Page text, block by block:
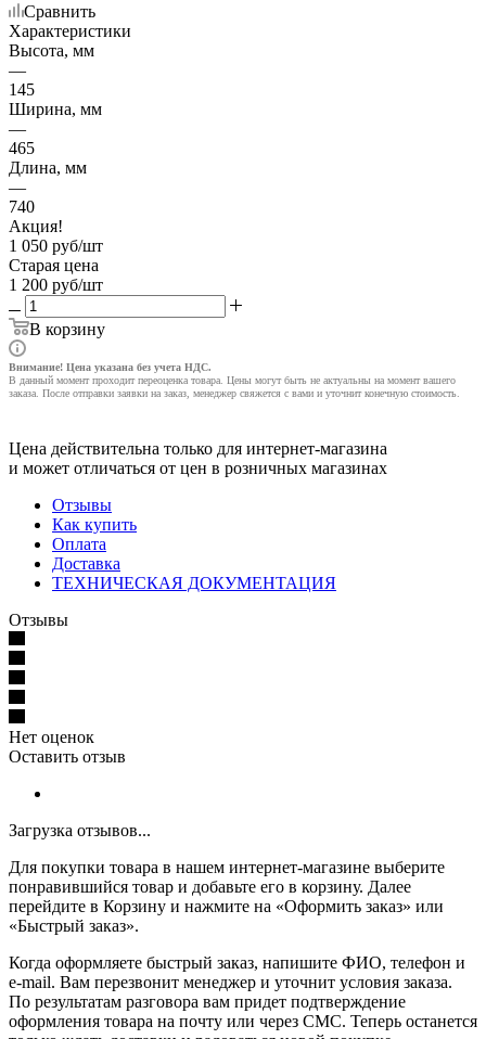
Сравнить
Характеристики
Высота, мм
—
145
Ширина, мм
—
465
Длина, мм
—
740
Акция!
1 050 руб/шт
Старая цена
1 200 руб/шт
В корзину
Внимание! Цена указана без учета НДС.
В данный момент проходит переоценка товара. Цены могут быть не актуальны на момент вашего
заказа. После отправки заявки на заказ, менеджер свяжется с вами и уточнит конечную стоимость.
Цена действительна только для интернет-магазина
и может отличаться от цен в розничных магазинах
Отзывы
Как купить
Оплата
Доставка
ТЕХНИЧЕСКАЯ ДОКУМЕНТАЦИЯ
Отзывы
Нет оценок
Оставить отзыв
Загрузка отзывов...
Для покупки товара в нашем интернет-магазине выберите
понравившийся товар и добавьте его в корзину. Далее
перейдите в Корзину и нажмите на «Оформить заказ» или
«Быстрый заказ».
Когда оформляете быстрый заказ, напишите ФИО, телефон и
e-mail. Вам перезвонит менеджер и уточнит условия заказа.
По результатам разговора вам придет подтверждение
оформления товара на почту или через СМС. Теперь останется